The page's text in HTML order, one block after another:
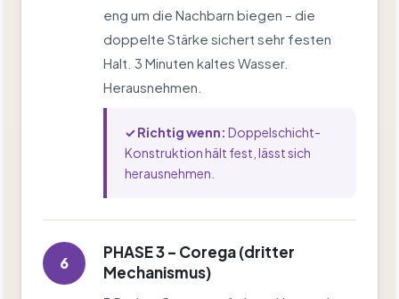
eng um die Nachbarn biegen – die
doppelte Stärke sichert sehr festen
Halt. 3 Minuten kaltes Wasser.
Herausnehmen.
✓ Richtig wenn: Doppelschicht-
Konstruktion hält fest, lässt sich
herausnehmen.
6
PHASE 3 – Corega (dritter
Mechanismus)